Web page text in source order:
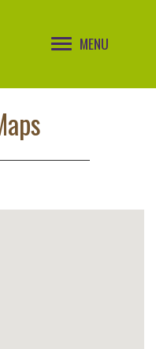
MENU